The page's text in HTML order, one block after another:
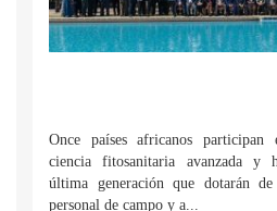
Once países africanos
ciencia fitosanitaria avanzada y
última generación que dotarán
personal de campo y a...